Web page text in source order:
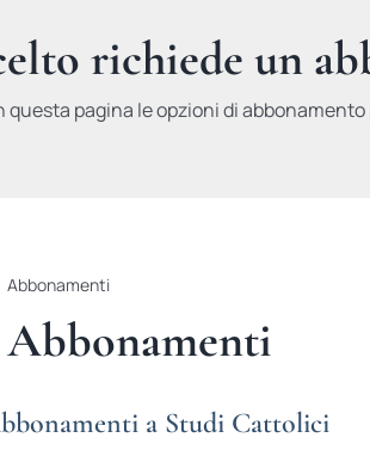
richiede un
questa pagina le opzioni di
Abbonamenti
Abbonamenti
a Studi Cattolici